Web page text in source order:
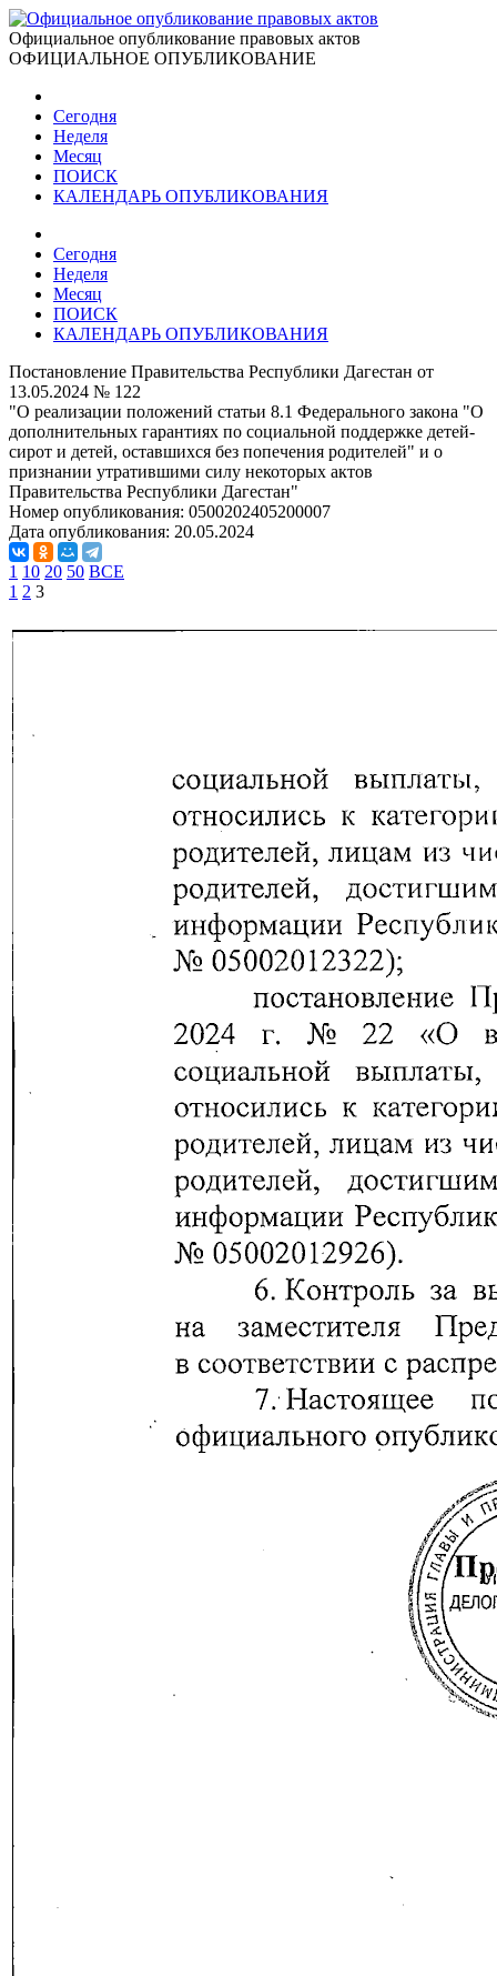
Официальное опубликование правовых актов
ОФИЦИАЛЬНОЕ ОПУБЛИКОВАНИЕ
Сегодня
Неделя
Месяц
ПОИСК
КАЛЕНДАРЬ ОПУБЛИКОВАНИЯ
Сегодня
Неделя
Месяц
ПОИСК
КАЛЕНДАРЬ ОПУБЛИКОВАНИЯ
Постановление Правительства Республики Дагестан от
13.05.2024 № 122
"О реализации положений статьи 8.1 Федерального закона "О
дополнительных гарантиях по социальной поддержке детей-
сирот и детей, оставшихся без попечения родителей" и о
признании утратившими силу некоторых актов
Правительства Республики Дагестан"
Номер опубликования: 0500202405200007
Дата опубликования: 20.05.2024
1 10 20 50 ВСЕ
1 2 3